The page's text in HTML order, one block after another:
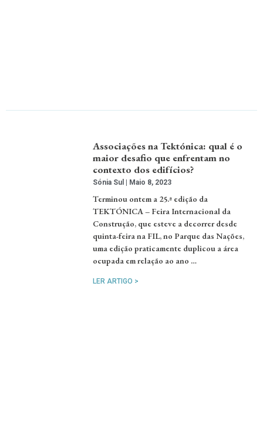
Associações na Tektónica: qual é o
maior desafio que enfrentam no
contexto dos edifícios?
Sónia Sul Maio 8, 2023
Terminou ontem a 25.ª edição da
TEKTÓNICA – Feira Internacional da
Construção, que esteve a decorrer desde
quinta-feira na FIL, no Parque das Nações,
uma edição praticamente duplicou a área
ocupada em relação ao ano …
LER ARTIGO >